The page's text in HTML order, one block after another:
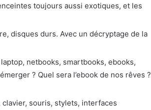
toujours aussi exotiques, et les
disques durs. Avec un décryptage de la
netbooks, smartbooks, ebooks,
? Quel sera l’ebook de nos rêves ?
souris, stylets, interfaces